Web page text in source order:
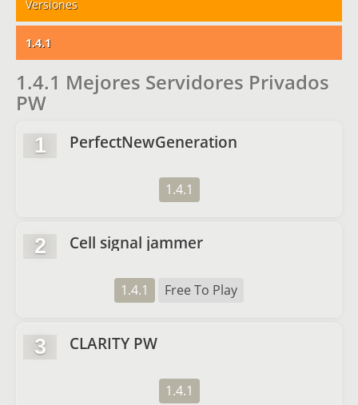
Versiones
1.4.1
1.4.1 Mejores Servidores Privados
PW
1 PerfectNewGeneration
1.4.1
2 Cell signal jammer
1.4.1 Free To Play
3 CLARITY PW
1.4.1